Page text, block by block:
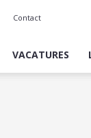
Contact
VACATURES